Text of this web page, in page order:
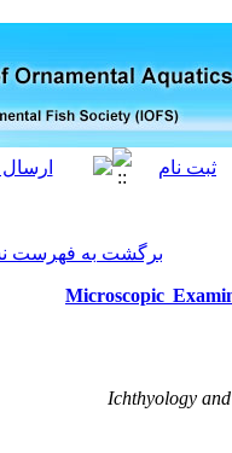
برگشت به فهرست
Microscopic
Ichthyology